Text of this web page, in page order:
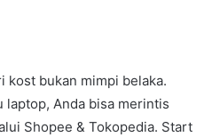
kost bukan mimpi belaka.
laptop, Anda bisa merintis
Shopee & Tokopedia. Start